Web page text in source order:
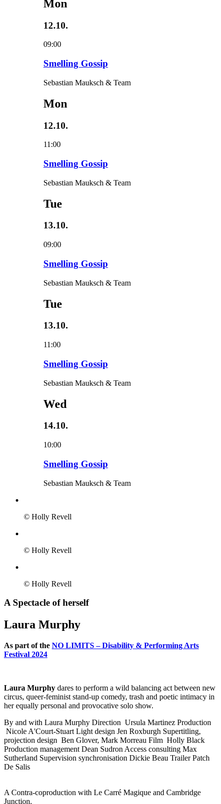
Mon
12.10.
09:00
Smelling Gossip
Sebastian Mauksch & Team
Mon
12.10.
11:00
Smelling Gossip
Sebastian Mauksch & Team
Tue
13.10.
09:00
Smelling Gossip
Sebastian Mauksch & Team
Tue
13.10.
11:00
Smelling Gossip
Sebastian Mauksch & Team
Wed
14.10.
10:00
Smelling Gossip
Sebastian Mauksch & Team
© Holly Revell
© Holly Revell
© Holly Revell
A Spectacle of herself
Laura Murphy
As part of the NO LIMITS – Disability & Performing Arts
Festival 2024
Laura Murphy dares to perform a wild balancing act between new
circus, queer-feminist stand-up comedy, trash and poetic intimacy in
her equally personal and provocative solo show.
By and with Laura Murphy Direction Ursula Martinez Production
Nicole A'Court-Stuart Light design Jen Roxburgh Supertitling,
projection design Ben Glover, Mark Morreau Film Holly Black
Production management Dean Sudron Access consulting Max
Sutherland Supervision synchronisation Dickie Beau TrailerPatch
De Salis
A Contra-coproduction with Le Carré Magique and Cambridge
Junction.